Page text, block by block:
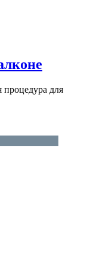
процедура для